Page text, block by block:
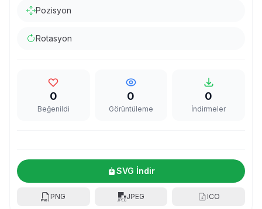
Pozisyon
Rotasyon
0
Beğenildi
0
Görüntüleme
0
İndirmeler
SVG İndir
PNG JPEG ICO